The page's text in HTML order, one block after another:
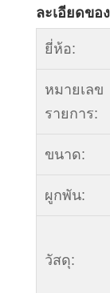
ละเอียดขอ
ยี่ห้อ:
หมายเลข
รายการ:
ขนาด:
ผูกพัน:
วัสดุ: